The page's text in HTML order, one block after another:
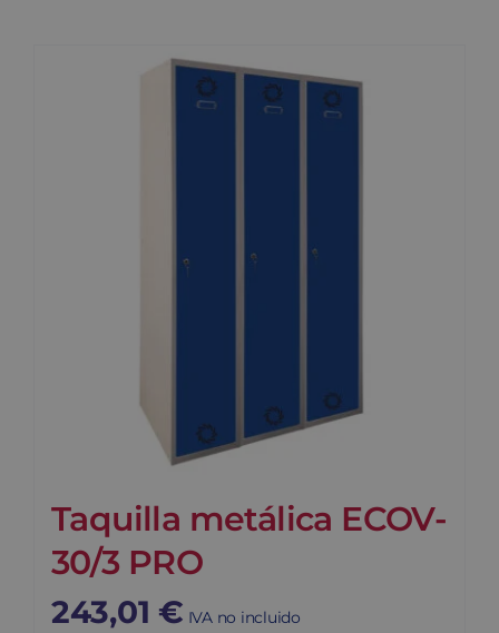
Taquilla metálica ECOV-
30/3 PRO
243,01 € IVA no incluido